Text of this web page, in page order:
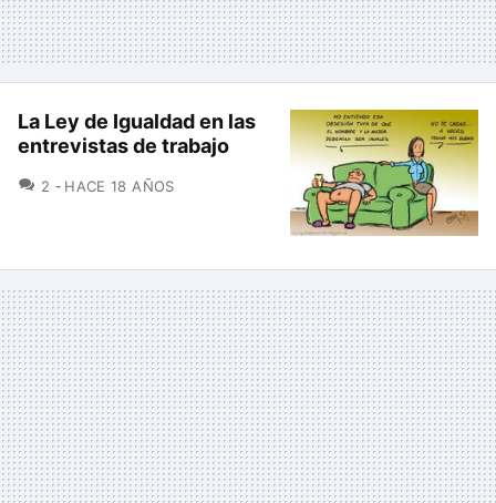
La Ley de Igualdad en las
entrevistas de trabajo
2 COMENTARIOS
HACE 18 AÑOS